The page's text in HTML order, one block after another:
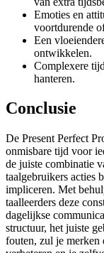
Emoties en
voortdurende
Een
ontwikkelen.
Complexere
hanteren.
Conclusie
De Present Perfect
onmisbare tijd voor
de juiste combinatie
taalgebruikers acties
impliceren. Met
taalleerders deze
dagelijkse
structuur, het juiste
fouten, zul je merken